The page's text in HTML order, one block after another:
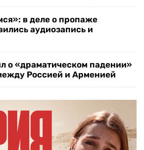
в деле о пропаже
аудиозапись и
о «драматическом падении»
Россией и Арменией